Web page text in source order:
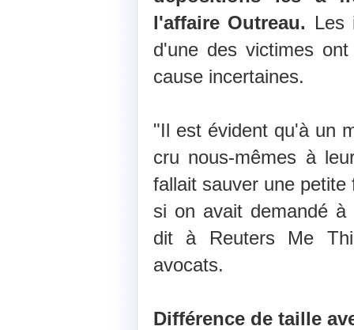
l'affaire Outreau. Les
d'une des victimes
cause incertaines.
"Il est évident qu'à un
cru nous-mêmes à
fallait sauver une
si on avait demandé
dit à Reuters Me
avocats.
Différence de taille